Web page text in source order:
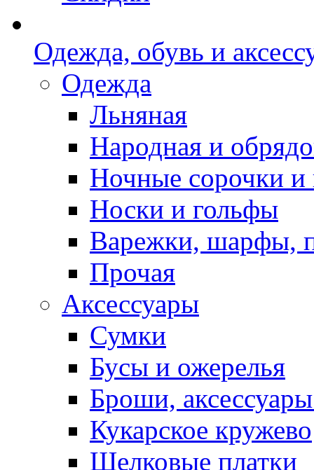
Одежда, обувь и
Одежда
Льняная
Народная и
Ночные сорочки
Носки и гольфы
Варежки, шарфы,
Прочая
Аксессуары
Сумки
Бусы и ожерелья
Броши,
Кукарское кружево
Шелковые платки